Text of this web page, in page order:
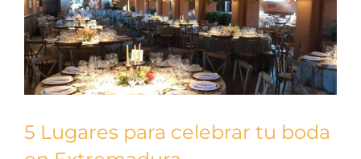
5 Lugares para celebrar tu boda